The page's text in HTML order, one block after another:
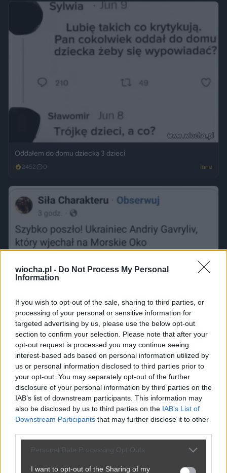
wiocha.pl - Do Not Process My Personal
Information
If you wish to opt-out of the sale, sharing to third parties, or
processing of your personal or sensitive information for
targeted advertising by us, please use the below opt-out
section to confirm your selection. Please note that after your
opt-out request is processed you may continue seeing
interest-based ads based on personal information utilized by
us or personal information disclosed to third parties prior to
your opt-out. You may separately opt-out of the further
disclosure of your personal information by third parties on the
IAB’s list of downstream participants. This information may
also be disclosed by us to third parties on the IAB’s List of
Downstream Participants that may further disclose it to other
Personal Data Processing Opt Outs
I want to opt-out of the Sharing of my
Oddałem do domu dziecka 3 dzieci
2452 0 Inne